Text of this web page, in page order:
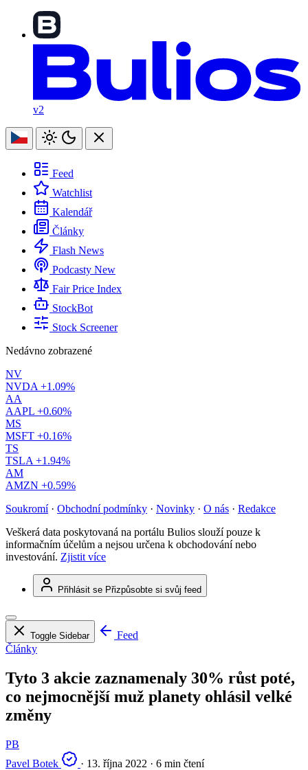
v2
Feed
Watchlist
Kalendář
Články
Flash News
Podcasty New
Fair Price Index
StockBot
Stock Screener
Nedávno zobrazené
NV
NVDA +1.09%
AA
AAPL +0.60%
MS
MSFT +0.16%
TS
TSLA +1.94%
AM
AMZN +0.59%
Soukromí · Obchodní podmínky · Novinky · O nás · Redakce
Veškerá data poskytovaná na portálu Bulios slouží pouze k
informačním účelům a nejsou určena k obchodování nebo
investování. Zjistit více
Přihlásit se Přizpůsobte si svůj feed
Toggle Sidebar
Feed
Články
Tyto 3 akcie zaznamenaly 30% růst poté,
co nejmocnější muž planety ohlásil velké
změny
PB
Pavel Botek
· 13. října 2022 · 6 min čtení